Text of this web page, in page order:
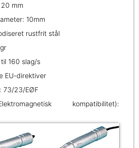
mm
10mm
rustfrit stål
160 slag/s
EU-direktiver
73/23/EØF
kompatibilitet):